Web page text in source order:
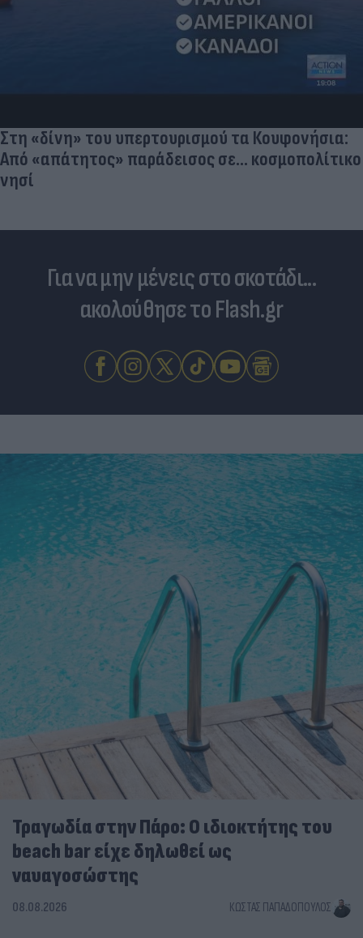
Στη «δίνη» του υπερτουρισμού τα Κουφονήσια:
Από «απάτητος» παράδεισος σε... κοσμοπολίτικο
νησί
Για να μην μένεις στο σκοτάδι...
ακολούθησε το Flash.gr
Τραγωδία στην Πάρο: Ο ιδιοκτήτης του
beach bar είχε δηλωθεί ως
ναυαγοσώστης
08.08.2026 ΚΏΣΤΑΣ ΠΑΠΑΔΌΠΟΥΛΟΣ